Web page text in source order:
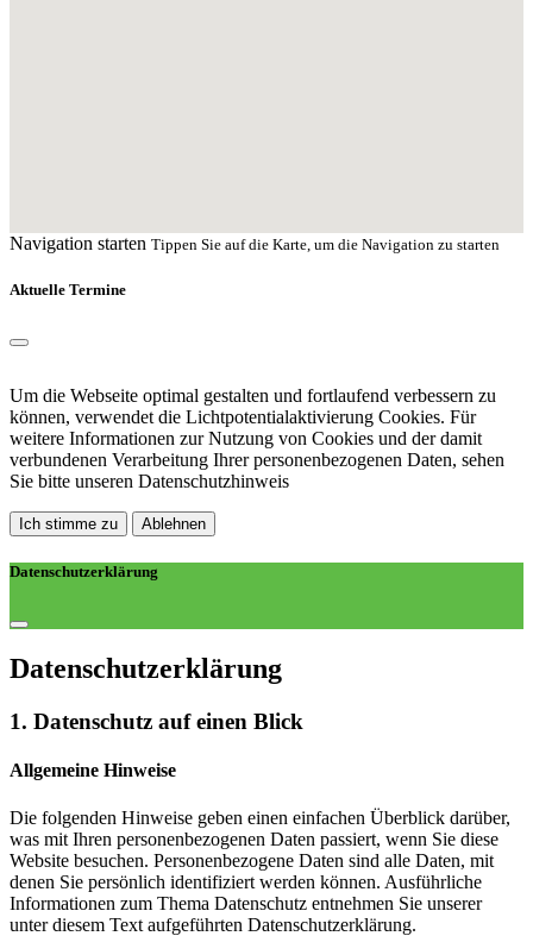
Navigation starten Tippen Sie auf die Karte, um die Navigation zu starten
Aktuelle Termine
Um die Webseite optimal gestalten und fortlaufend verbessern zu
können, verwendet die Lichtpotentialaktivierung Cookies. Für
weitere Informationen zur Nutzung von Cookies und der damit
verbundenen Verarbeitung Ihrer personenbezogenen Daten, sehen
Sie bitte unseren Datenschutzhinweis
Ich stimme zu Ablehnen
Datenschutzerklärung
Datenschutz­erklärung
1. Datenschutz auf einen Blick
Allgemeine Hinweise
Die folgenden Hinweise geben einen einfachen Überblick darüber,
was mit Ihren personenbezogenen Daten passiert, wenn Sie diese
Website besuchen. Personenbezogene Daten sind alle Daten, mit
denen Sie persönlich identifiziert werden können. Ausführliche
Informationen zum Thema Datenschutz entnehmen Sie unserer
unter diesem Text aufgeführten Datenschutzerklärung.